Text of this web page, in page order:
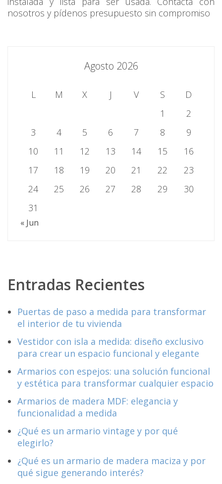
nosotros y pídenos presupuesto sin compromiso
Agosto 2026
L M X J V S
D
1
2
3
4 5 6 7 8
9
10
11 12 13 14 15
16
17
18 19 20 21 22
23
24
25 26 27 28 29
30
31
« Jun
Entradas Recientes
Puertas de paso a medida para transformar
el interior de tu vivienda
Vestidor con isla a medida: diseño exclusivo
para crear un espacio funcional y elegante
Armarios con espejos: una solución funcional
y estética para transformar cualquier espacio
Armarios de madera MDF: elegancia y
funcionalidad a medida
¿Qué es un armario vintage y por qué
elegirlo?
¿Qué es un armario de madera maciza y por
qué sigue generando interés?